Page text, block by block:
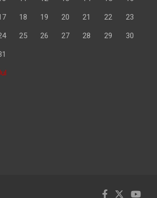
18 19 20 21 22 23
25 26 27 28 29 30